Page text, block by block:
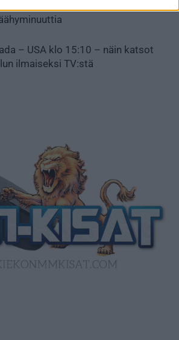
– USA klo 15:10 – näin katsot
ilmaiseksi TV:stä